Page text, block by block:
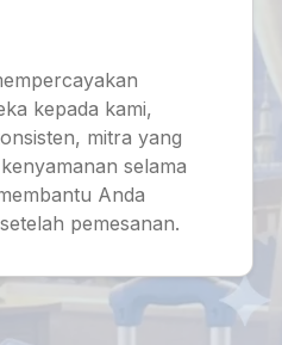
kepada kami,
mitra yang
selama
Anda
pemesanan.